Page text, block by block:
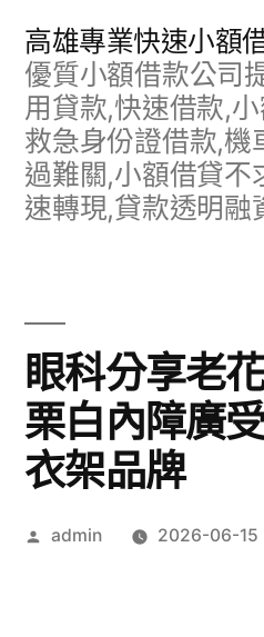
高雄專業快速小額
優質小額借款公司
用貸款,快速借款,
救急身份證借款,機
過難關,小額借貸不
速轉現,貸款透明融
眼科分享老
栗白內障廣
衣架品牌
作
admin 2026-06-15